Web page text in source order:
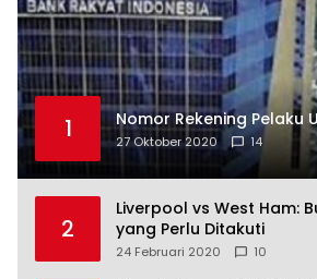
1 Nomor Rekening Pelaku
27 Oktober 2020 14
2
Liverpool vs West Ham:
yang Perlu Ditakuti
24 Februari 2020 10